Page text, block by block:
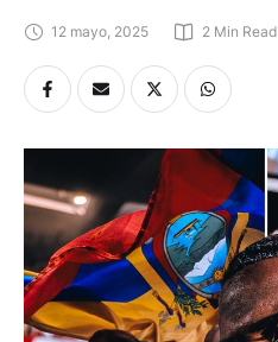
12 mayo, 2025 2 Min Read